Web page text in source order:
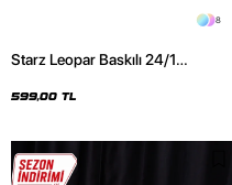
8
Starz Leopar Baskılı 24/1
599,00 TL